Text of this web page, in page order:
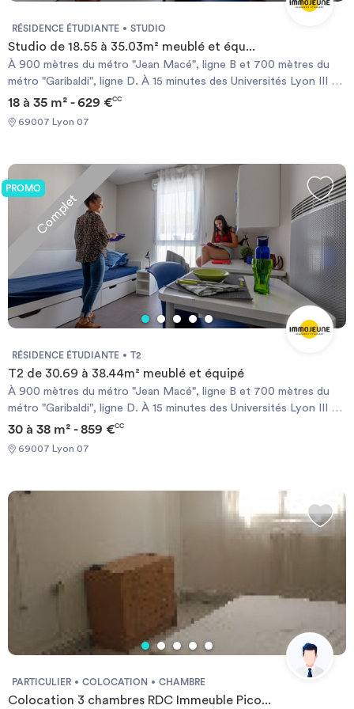
RÉSIDENCE ÉTUDIANTE STUDIO
Studio de 18.55 à 35.03m² meublé et équ...
À 900 mètres du métro "Jean Macé", ligne B et 700 mètres du
métro "Garibaldi", ligne D. À 15 minutes des Universités Lyon III et
Lyon I. Au coeur d’un des quartiers les plus commerçants de
Lyon. À 10 minutes de la place Bellecour et de la gare Lyon-
Perrache. Kitchenette équipée (évier, plaques électriques,
et WC. Chauffage électrique et ballon d’eau chaude individuels.
L’accès des non-étudiants à la résidence est limité et soumis à
conditions.
18 à 35 m² - 629 €CC
69007 Lyon 07
Complet
PROMO
RÉSIDENCE ÉTUDIANTE T2
T2 de 30.69 à 38.44m² meublé et équipé
À 900 mètres du métro "Jean Macé", ligne B et 700 mètres du
métro "Garibaldi", ligne D. À 15 minutes des Universités Lyon III et
Lyon I. Au coeur d’un des quartiers les plus commerçants de
Perrache. Kitchenette équipée (évier, plaques électriques,
et WC. Chauffage électrique et ballon d’eau chaude individuels.
L’accès des non-étudiants à la résidence est limité et soumis à
30 à 38 m² - 859 €CC
69007 Lyon 07
PARTICULIER COLOCATION CHAMBRE
Colocation 3 chambres RDC Immeuble Pico...